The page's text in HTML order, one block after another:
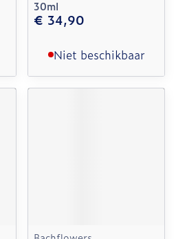
30ml
€ 34,90
Niet beschikbaar